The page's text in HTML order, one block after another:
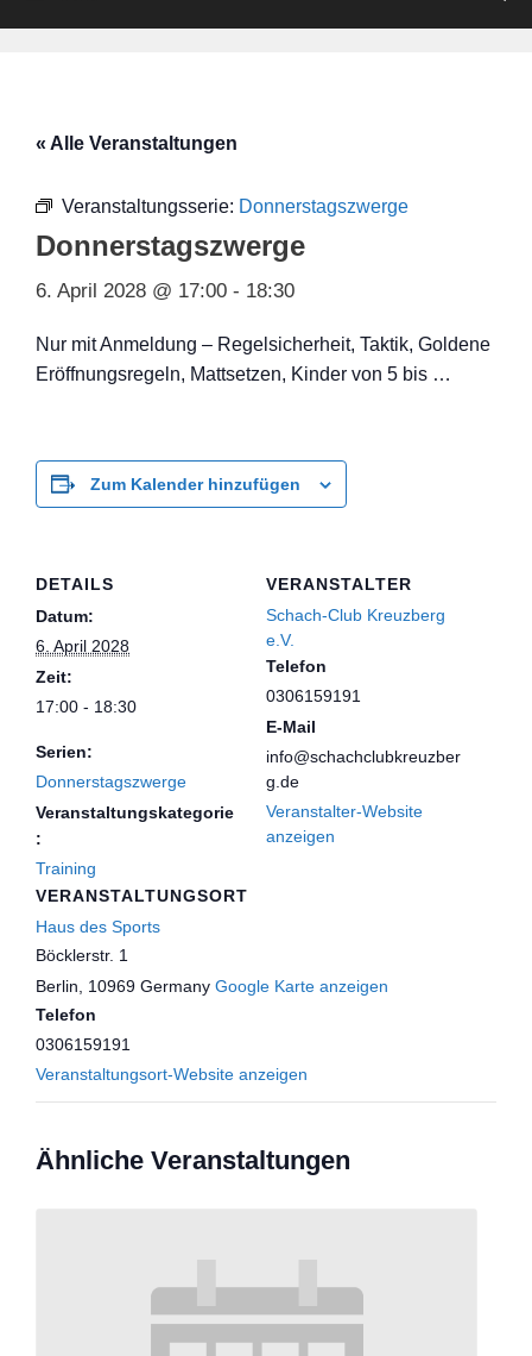
« Alle Veranstaltungen
Veranstaltungsserie: Donnerstagszwerge
Donnerstagszwerge
6. April 2028 @ 17:00 - 18:30
Nur mit Anmeldung – Regelsicherheit, Taktik, Goldene
Eröffnungsregeln, Mattsetzen, Kinder von 5 bis …
Zum Kalender hinzufügen
DETAILS
Datum:
6. April 2028
Zeit:
17:00 - 18:30
Serien:
Donnerstagszwerge
Veranstaltungskategorie
:
Training
VERANSTALTUNGSORT
Haus des Sports
Böcklerstr. 1
Berlin
10969 Germany Google Karte anzeigen
Telefon
0306159191
Veranstaltungsort-Website anzeigen
VERANSTALTER
Schach-Club Kreuzberg
e.V.
Telefon
0306159191
E-Mail
info@schachclubkreuzber
g.de
Veranstalter-Website
anzeigen
Ähnliche Veranstaltungen